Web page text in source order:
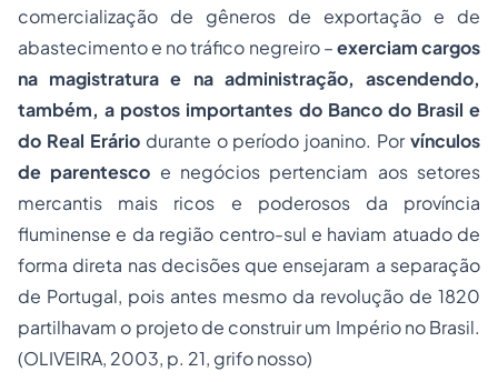
comercialização de gêneros de exportação e de
abastecimento e no tráfico negreiro –exerciam cargos
na magistratura e na administração, ascendendo,
também, a postos importantes do Banco do Brasil e
do Real Eráriodurante o período joanino. Porvínculos
de parentesco e negócios pertenciam aos setores
mercantis mais ricos e poderosos da província
fluminense e da região centro-sul e haviam atuado de
forma direta nas decisões que ensejaram a separação
de Portugal, pois antes mesmo da revolução de 1820
partilhavam o projeto de construir um Império no Brasil.
(OLIVEIRA, 2003, p. 21, grifo nosso)